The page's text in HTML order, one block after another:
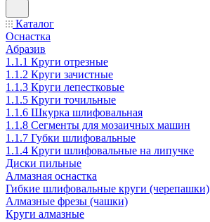
Каталог
Оснастка
Абразив
1.1.1 Круги отрезные
1.1.2 Круги зачистные
1.1.3 Круги лепестковые
1.1.5 Круги точильные
1.1.6 Шкурка шлифовальная
1.1.8 Сегменты для мозаичных машин
1.1.7 Губки шлифовальные
1.1.4 Круги шлифовальные на липучке
Диски пильные
Алмазная оснастка
Гибкие шлифовальные круги (черепашки)
Алмазные фрезы (чашки)
Круги алмазные